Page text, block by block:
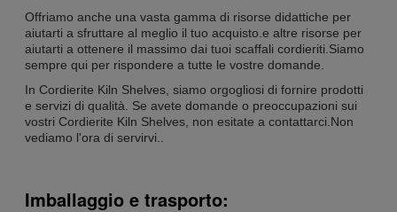
Offriamo anche una vasta gamma di risorse didattiche per
aiutarti a sfruttare al meglio il tuo acquisto.e altre risorse per
aiutarti a ottenere il massimo dai tuoi scaffali cordieriti.Siamo
sempre qui per rispondere a tutte le vostre domande.
In Cordierite Kiln Shelves, siamo orgogliosi di fornire prodotti
e servizi di qualità. Se avete domande o preoccupazioni sui
vostri Cordierite Kiln Shelves, non esitate a contattarci.Non
vediamo l'ora di servirvi..
Imballaggio e trasporto: